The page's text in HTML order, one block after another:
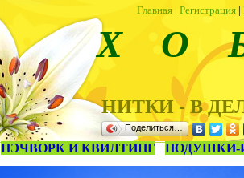
Главная | Регистрация |
Х О
НИТКИ - В
Поделиться…
ПЭЧВОРК И КВИЛТИНГ ПОДУШКИ-